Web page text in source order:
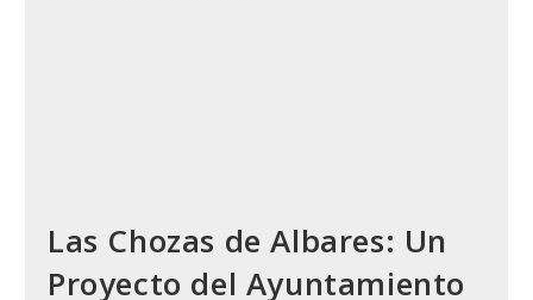
Las Chozas de Albares: Un
Proyecto del Ayuntamiento